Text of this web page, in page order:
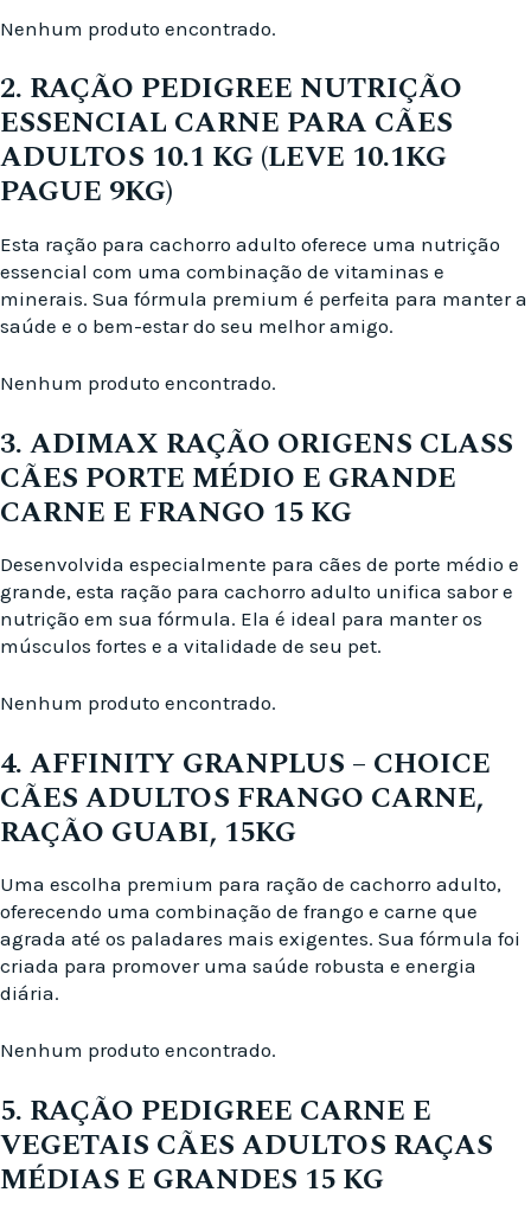
Nenhum produto encontrado.
2. RAÇÃO PEDIGREE NUTRIÇÃO
ESSENCIAL CARNE PARA CÃES
ADULTOS 10.1 KG (LEVE 10.1KG
PAGUE 9KG)
Esta ração para cachorro adulto oferece uma nutrição
essencial com uma combinação de vitaminas e
minerais. Sua fórmula premium é perfeita para manter a
saúde e o bem-estar do seu melhor amigo.
Nenhum produto encontrado.
3. ADIMAX RAÇÃO ORIGENS CLASS
CÃES PORTE MÉDIO E GRANDE
CARNE E FRANGO 15 KG
Desenvolvida especialmente para cães de porte médio e
grande, esta ração para cachorro adulto unifica sabor e
nutrição em sua fórmula. Ela é ideal para manter os
músculos fortes e a vitalidade de seu pet.
Nenhum produto encontrado.
4. AFFINITY GRANPLUS – CHOICE
CÃES ADULTOS FRANGO CARNE,
RAÇÃO GUABI, 15KG
Uma escolha premium para ração de cachorro adulto,
oferecendo uma combinação de frango e carne que
agrada até os paladares mais exigentes. Sua fórmula foi
criada para promover uma saúde robusta e energia
diária.
Nenhum produto encontrado.
5. RAÇÃO PEDIGREE CARNE E
VEGETAIS CÃES ADULTOS RAÇAS
MÉDIAS E GRANDES 15 KG